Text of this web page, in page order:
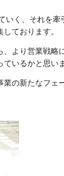
いく、それを
ております。
より営業戦略
いるかと思い
の新たなフェ